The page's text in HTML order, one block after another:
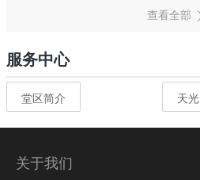
服务中心
堂区简介 天光
关于我们